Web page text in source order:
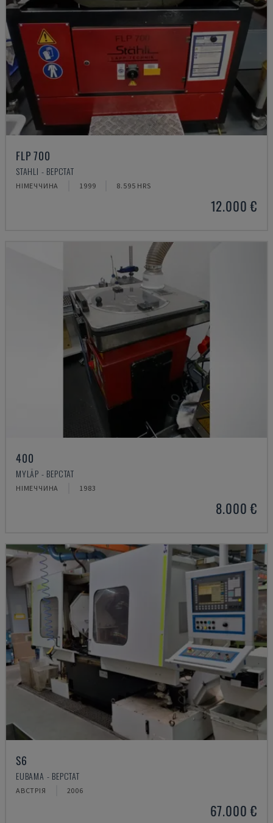
FLP 700
STAHLI - ВЕРСТАТ
НІМЕЧЧИНА 1999 8.595 HRS
12.000 €
400
MYLÄP - ВЕРСТАТ
НІМЕЧЧИНА 1983
8.000 €
S6
EUBAMA - ВЕРСТАТ
АВСТРІЯ 2006
67.000 €